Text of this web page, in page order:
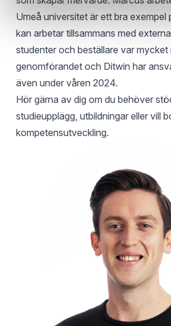
Umeå universitet är ett bra exempel
kan arbetar tillsammans med
studenter och beställare var mycket
genomförandet och Ditwin har
även under våren 2024.
Hör gärna av dig om du behöver
studieupplägg, utbildningar eller vill
kompetensutveckling.